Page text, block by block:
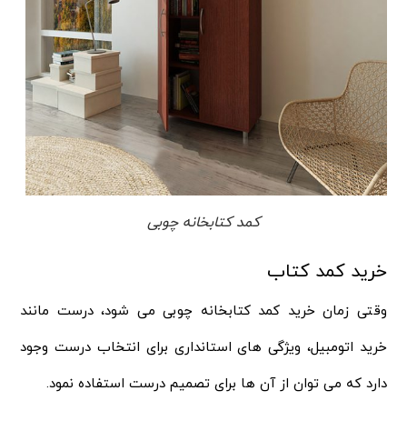
کمد کتابخانه چوبی
خرید کمد کتاب
وقتی زمان خرید کمد کتابخانه چوبی می شود، درست مانند
خرید اتومبیل، ویژگی های استانداری برای انتخاب درست وجود
دارد که می توان از آن ها برای تصمیم درست استفاده نمود.